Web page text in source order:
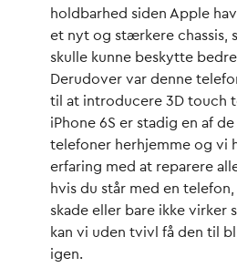
holdbarhed siden Apple
et nyt og stærkere chassis,
skulle kunne beskytte
Derudover var denne
til at introducere 3D touch
iPhone 6S er stadig en af
telefoner herhjemme og vi
erfaring med at reparere
hvis du står med en
skade eller bare ikke virker
kan vi uden tvivl få den til
igen.